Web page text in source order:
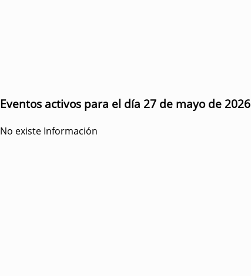
Eventos activos para el día 27 de mayo de 2026
No existe Información